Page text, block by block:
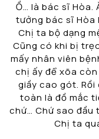
Ồ… là bác sĩ Hòa.
tưởng bác sĩ Hòa
Chị ta bộ dạng
Cũng có khi bị
mấy nhân viên
chị ấy để xõa
giầy cao gót.
toàn là đồ mắc
chứ… Chứ sao đầu
Chị ta